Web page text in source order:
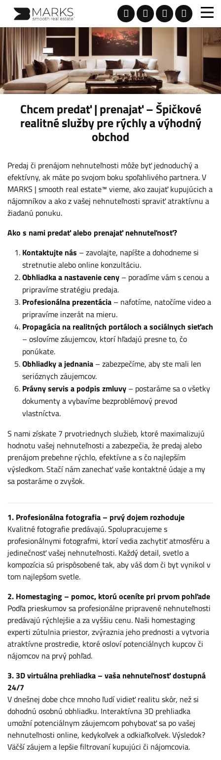
Chcem predať | prenajať – Špičkové
realitné služby pre rýchly a výhodný
obchod
Predaj či prenájom nehnuteľnosti môže byť jednoduchý a
efektívny, ak máte po svojom boku spoľahlivého partnera. V
MARKS | smooth real estate™ vieme, ako zaujať kupujúcich a
nájomníkov a ako z vašej nehnuteľnosti spraviť atraktívnu a
žiadanú ponuku.
Ako s nami predať alebo prenajať nehnuteľnosť?
Kontaktujte nás – zavolajte, napíšte a dohodneme si
stretnutie alebo online konzultáciu.
Obhliadka a nastavenie ceny – poradíme vám s cenou a
pripravíme stratégiu predaja.
Profesionálna prezentácia – nafotíme, natočíme video a
pripravíme inzerát na mieru.
Propagácia na realitných portáloch a sociálnych sieťach
– oslovíme záujemcov, ktorí hľadajú presne to, čo
ponúkate.
Obhliadky a jednania – zabezpečíme, aby ste mali len
serióznych záujemcov.
Právny servis a podpis zmluvy – postaráme sa o všetky
dokumenty a vybavíme bezproblémový prevod
vlastníctva.
S nami získate 7 prvotriednych služieb, ktoré maximalizujú
hodnotu vašej nehnuteľnosti a zabezpečia, že predaj alebo
prenájom prebehne rýchlo, efektívne a s čo najlepším
výsledkom. Stačí nám zanechať vaše kontaktné údaje a my
sa postaráme o zvyšok.
1. Profesionálna fotografia – prvý dojem rozhoduje
Kvalitné fotografie predávajú. Spolupracujeme s
profesionálnymi fotografmi, ktorí vedia zachytiť atmosféru a
jedinečnosť vašej nehnuteľnosti. Každý detail, svetlo a
kompozícia sú prispôsobené tak, aby váš dom či byt vynikol v
tom najlepšom svetle.
2. Homestaging – pomoc, ktorú oceníte pri prvom pohľade
Podľa prieskumov sa profesionálne pripravené nehnuteľnosti
predávajú rýchlejšie a za vyššiu cenu. Naši homestaging
experti zútulnia priestor, zvýraznia jeho prednosti a vytvoria
atraktívne prostredie, ktoré osloví potenciálnych kupcov či
nájomcov na prvý pohľad.
3. 3D virtuálna prehliadka – vaša nehnuteľnosť dostupná
24/7
V dnešnej dobe chce mnoho ľudí vidieť realitu skôr, než si
dohodnú osobnú obhliadku. Interaktívna 3D prehliadka
umožní potenciálnym záujemcom pohybovať sa po vašej
nehnuteľnosti online, kedykoľvek a odkiaľkoľvek. Výsledok?
Väčší záujem a lepšie filtrovaní kupujúci či nájomcovia.